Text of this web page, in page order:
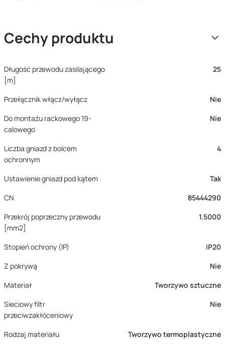
Cechy produktu
Długość przewodu zasilającego
[m]
25
Przełącznik włącz/wyłącz
Nie
Do montażu rackowego 19-
calowego
Nie
Liczba gniazd z bolcem
ochronnym
4
Ustawienie gniazd pod kątem
Tak
CN
85444290
Przekrój poprzeczny przewodu
[mm2]
1.5000
Stopień ochrony (IP)
IP20
Z pokrywą
Nie
Materiał
Tworzywo sztuczne
Sieciowy filtr
przeciwzakłóceniowy
Nie
Rodzaj materiału Tworzywo termoplastyczne